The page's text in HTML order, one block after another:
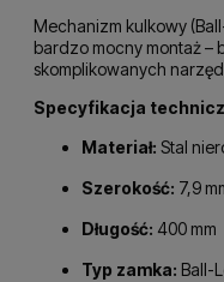
Mechanizm kulkowy
bardzo mocny montaż –
skomplikowanych
Specyfikacja
Materiał: Stal
Szerokość: 7,9
Długość: 400 mm
Typ zamka: Ball-